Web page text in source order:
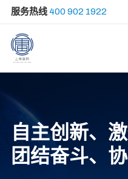
服务热线 400 902 1922
自主创新、
团结奋斗、